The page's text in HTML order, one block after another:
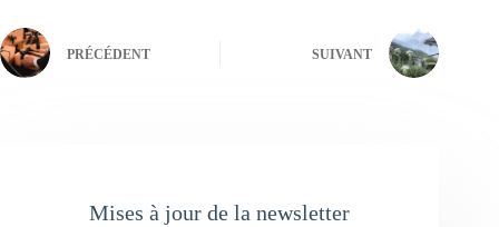
PRÉCÉDENT SUIVANT
Mises à jour de la newsletter